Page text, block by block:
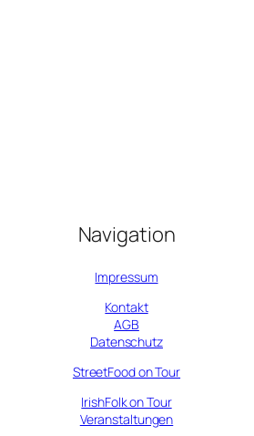
Navigation
Impressum
Kontakt
AGB
Datenschutz
StreetFood on Tour
IrishFolk on Tour
Veranstaltungen